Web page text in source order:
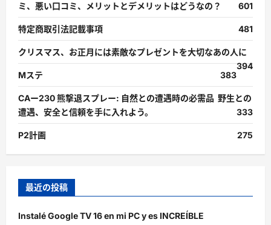
ミ、悪い口コミ、メリットとデメリットはどうなの？
601
特定商取引法記載事項 481
クリスマス、お正月には素敵なプレゼントを大切なあの人に
394
Mステ
383
CAー230 熊撃退スプレー: 自然との遭遇時の必需品 野生との
遭遇、安全と信頼を手に入れよう。
333
P2計画 275
最近の投稿
Instalé Google TV 16 en mi PC y es INCREÍBLE